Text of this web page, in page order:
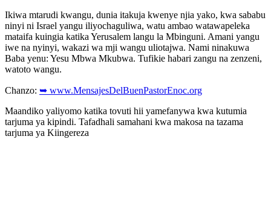
Ikiwa mtarudi kwangu, dunia itakuja kwenye njia yako, kwa sababu
ninyi ni Israel yangu iliyochaguliwa, watu ambao watawapeleka
mataifa kuingia katika Yerusalem langu la Mbinguni. Amani yangu
iwe na nyinyi, wakazi wa mji wangu uliotajwa. Nami ninakuwa
Baba yenu: Yesu Mbwa Mkubwa. Tufikie habari zangu na zenzeni,
watoto wangu.
Chanzo: ➥ www.MensajesDelBuenPastorEnoc.org
Maandiko yaliyomo katika tovuti hii yamefanywa kwa kutumia
tarjuma ya kipindi. Tafadhali samahani kwa makosa na tazama
tarjuma ya Kiingereza